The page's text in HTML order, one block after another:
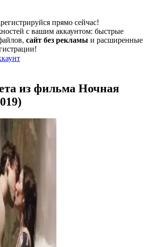
прямо сейчас!
с вашим аккаунтом: быстрые
сайт без рекламы и расширенные
из фильма Ночная